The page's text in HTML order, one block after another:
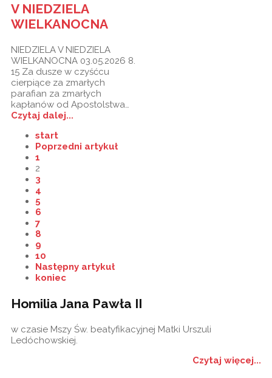
V NIEDZIELA
WIELKANOCNA
NIEDZIELA V NIEDZIELA
WIELKANOCNA 03.05.2026 8.
15 Za dusze w czyśćcu
cierpiące za zmarłych
parafian za zmarłych
kapłanów od Apostolstwa…
Czytaj dalej...
start
Poprzedni artykuł
1
2
3
4
5
6
7
8
9
10
Następny artykuł
koniec
Homilia Jana Pawła II
w czasie Mszy Św. beatyfikacyjnej Matki Urszuli
Ledóchowskiej.
Czytaj więcej...